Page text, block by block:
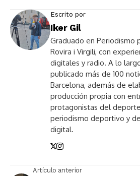
Escrito por
Iker Gil
Graduado en Periodismo
Rovira i Virgili, con
digitales y radio. A lo
publicado más de 100
Barcelona, además de
producción propia con
protagonistas del
periodismo deportivo y
digital.
Artículo anterior